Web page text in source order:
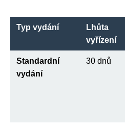
Typ vydání
Lhůta
vyřízení
Standardní
vydání
30 dnů